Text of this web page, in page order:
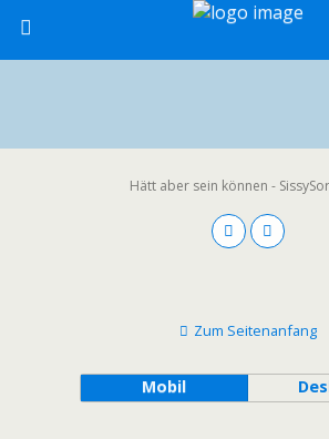
Hätt aber sein können -
Zum Seitenanfang
Mobil